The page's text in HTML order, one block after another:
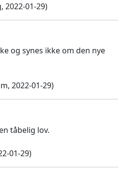
2022-01-29)
og synes ikke om den nye
2022-01-29)
tåbelig lov.
01-29)